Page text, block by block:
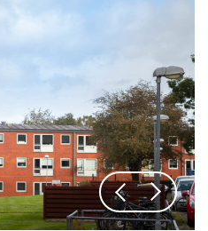
Previous
Next